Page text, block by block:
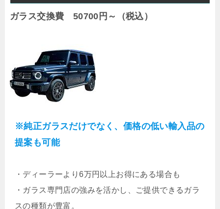
ガラス交換費 50700円～（税込）
※純正ガラスだけでなく、価格の低い輸入品の
提案も可能
・ ディーラーより6万円以上お得にある場合も
・ガラス専門店の強みを活かし、ご提供できるガラ
スの種類が豊富。